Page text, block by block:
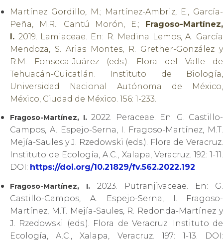
Martínez Gordillo, M.; Martínez-Ambriz, E., García-
Peña, M.R.; Cantú Morón, E.; Fragoso-Martínez,
I. 2019. Lamiaceae. En: R. Medina Lemos, A. García
Mendoza, S. Arias Montes, R. Grether-González y
R.M. Fonseca-Juárez (eds.). Flora del Valle de
Tehuacán-Cuicatlán. Instituto de Biología,
Universidad Nacional Autónoma de México,
México, Ciudad de México. 156: 1-233.
Fragoso-Martínez, I. 2022. Peraceae. En: G. Castillo-
Campos, A. Espejo-Serna, I. Fragoso-Martínez, M.T.
Mejía-Saules y J. Rzedowski (eds.). Flora de Veracruz.
Instituto de Ecología, A.C., Xalapa, Veracruz. 192: 1-11.
DOI: https://doi.org/10.21829/fv.562.2022.192
Fragoso-Martínez, I. 2023. Putranjivaceae. En: G.
Castillo-Campos, A. Espejo-Serna, I. Fragoso-
Martínez, M.T. Mejía-Saules, R. Redonda-Martínez y
J. Rzedowski (eds.). Flora de Veracruz. Instituto de
Ecología, A.C., Xalapa, Veracruz. 197: 1-13. DOI: